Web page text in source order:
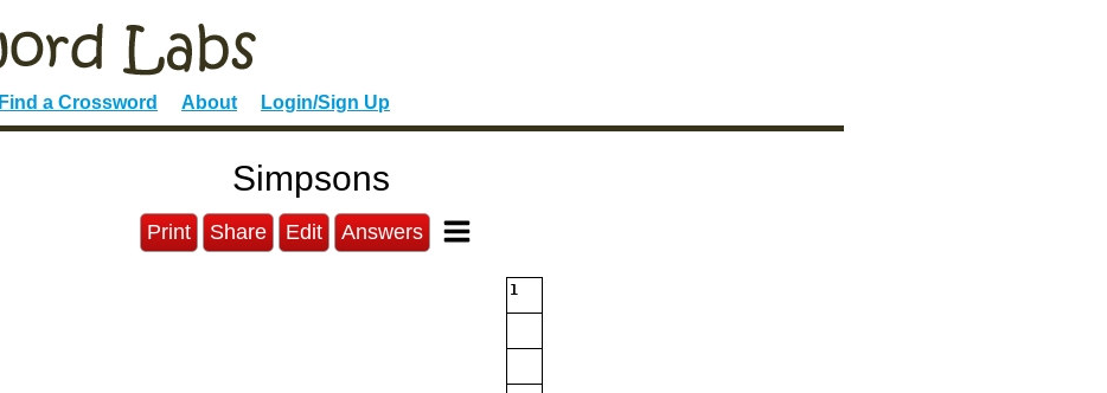
Find a Crossword About Login/Sign Up
Simpsons
Print Share Edit Answers
1